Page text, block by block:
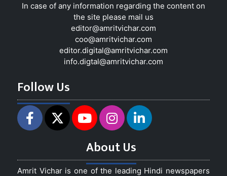
In case of any information regarding the content on
the site please mail us
editor@amritvichar.com
coo@amritvichar.com
editor.digital@amritvichar.com
info.digtal@amritvichar.com
Follow Us
About Us
Amrit Vichar is one of the leading Hindi newspapers